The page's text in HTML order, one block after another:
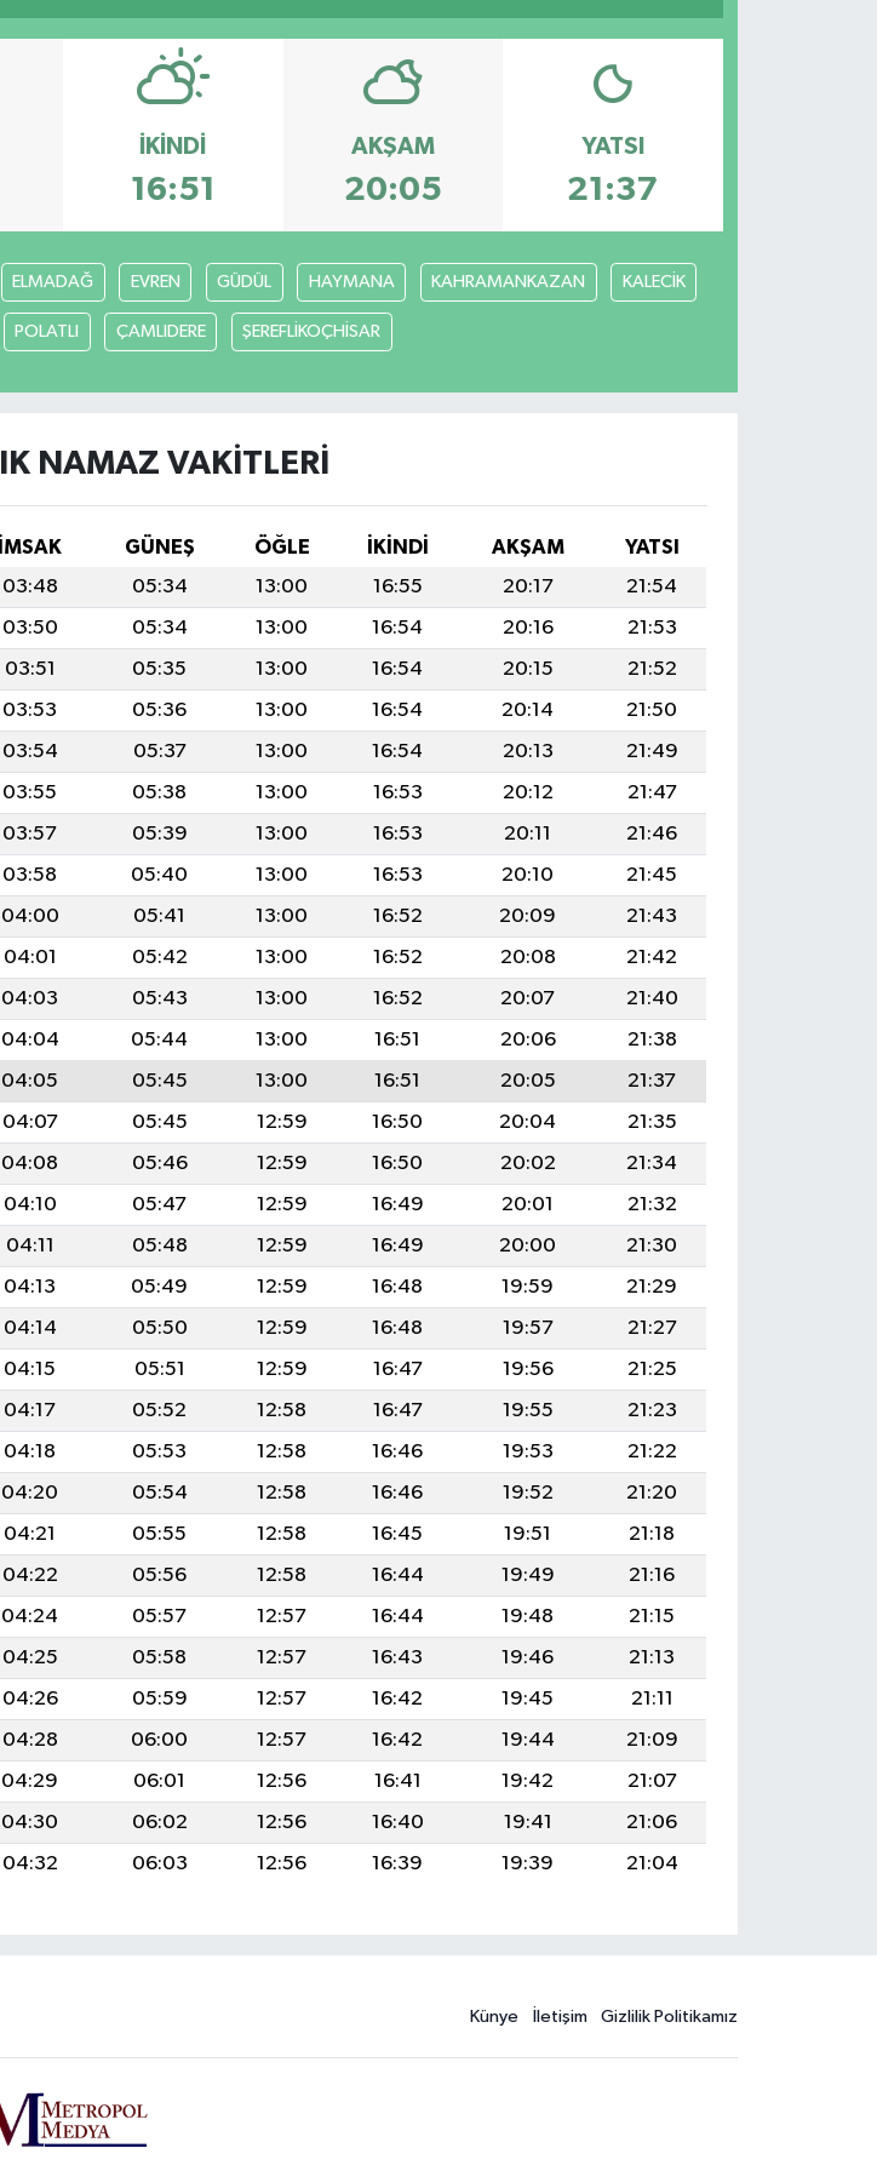
İKINDI
16:51
AKŞAM
20:05
YATSI
21:37
ELMADAĞ EVREN GÜDÜL HAYMANA KAHRAMANKAZAN KALECİK
POLATLI ÇAMLIDERE ŞEREFLİKOÇHİSAR
NAMAZ VAKITLERI
İMSAK GÜNEŞ ÖĞLE İKINDI AKŞAM
YATSI
03:48 05:34 13:00 16:55 20:17
21:54
03:50 05:34 13:00 16:54 20:16
21:53
03:51 05:35 13:00 16:54 20:15
21:52
03:53 05:36 13:00 16:54 20:14
21:50
03:54 05:37 13:00 16:54 20:13
21:49
03:55 05:38 13:00 16:53 20:12
21:47
03:57 05:39 13:00 16:53 20:11
21:46
03:58 05:40 13:00 16:53 20:10
21:45
04:00 05:41 13:00 16:52 20:09
21:43
04:01 05:42 13:00 16:52 20:08
21:42
04:03 05:43 13:00 16:52 20:07
21:40
04:04 05:44 13:00 16:51 20:06
21:38
04:05 05:45 13:00 16:51 20:05
21:37
04:07 05:45 12:59 16:50 20:04
21:35
04:08 05:46 12:59 16:50 20:02
21:34
04:10 05:47 12:59 16:49 20:01
21:32
04:11 05:48 12:59 16:49 20:00
21:30
04:13 05:49 12:59 16:48 19:59
21:29
04:14 05:50 12:59 16:48 19:57
21:27
04:15 05:51 12:59 16:47 19:56
21:25
04:17 05:52 12:58 16:47 19:55
21:23
04:18 05:53 12:58 16:46 19:53
21:22
04:20 05:54 12:58 16:46 19:52
21:20
04:21 05:55 12:58 16:45 19:51
21:18
04:22 05:56 12:58 16:44 19:49
21:16
04:24 05:57 12:57 16:44 19:48
21:15
04:25 05:58 12:57 16:43 19:46
21:13
04:26 05:59 12:57 16:42 19:45
21:11
04:28 06:00 12:57 16:42 19:44
21:09
04:29 06:01 12:56 16:41 19:42
21:07
04:30 06:02 12:56 16:40 19:41
21:06
04:32 06:03 12:56 16:39 19:39 21:04
Künye İletişim Gizlilik Politikamız